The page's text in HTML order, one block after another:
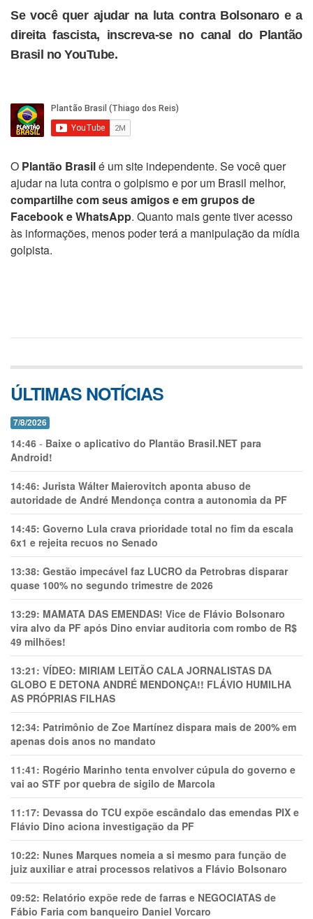
Se você quer ajudar na luta contra Bolsonaro e a
direita fascista, inscreva-se no canal do Plantão
Brasil no YouTube.
O Plantão Brasilé um site independente. Se você quer
ajudar na luta contra o golpismo e por um Brasil melhor,
compartilhe com seus amigos e em grupos de
Facebook e WhatsApp. Quanto mais gente tiver acesso
às informações, menos poder terá a manipulação da mídia
golpista.
ÚLTIMAS NOTÍCIAS
7/8/2026
14:46 - Baixe o aplicativo do Plantão Brasil.NET para
Android!
14:46: Jurista Wálter Maierovitch aponta abuso de
autoridade de André Mendonça contra a autonomia da PF
14:45: Governo Lula crava prioridade total no fim da escala
6x1 e rejeita recuos no Senado
13:38: Gestão impecável faz LUCRO da Petrobras disparar
quase 100% no segundo trimestre de 2026
13:29: MAMATA DAS EMENDAS! Vice de Flávio Bolsonaro
vira alvo da PF após Dino enviar auditoria com rombo de R$
49 milhões!
13:21: VÍDEO: MIRIAM LEITÃO CALA JORNALISTAS DA
GLOBO E DETONA ANDRÉ MENDONÇA!! FLÁVIO HUMILHA
AS PRÓPRIAS FILHAS
12:34: Patrimônio de Zoe Martínez dispara mais de 200% em
apenas dois anos no mandato
11:41: Rogério Marinho tenta envolver cúpula do governo e
vai ao STF por quebra de sigilo de Marcola
11:17: Devassa do TCU expõe escândalo das emendas PIX e
Flávio Dino aciona investigação da PF
10:22: Nunes Marques nomeia a si mesmo para função de
juiz auxiliar e atrai processos relativos a Flávio Bolsonaro
09:52: Relatório expõe rede de farras e NEGOCIATAS de
Fábio Faria com banqueiro Daniel Vorcaro